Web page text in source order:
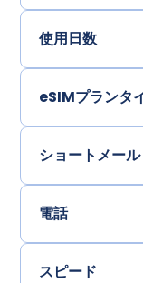
使用日数
eSIMプランタ
ショートメール
電話
スピード